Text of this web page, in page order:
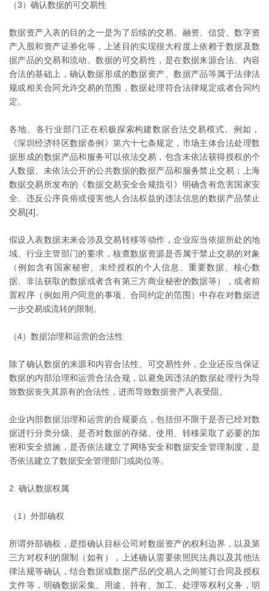
（3）确认数据的可交易性
数据资产入表的目的之一是为了后续的交易、融资、信贷、数字资
产入股和资产证券化等，上述目的实现很大程度上依赖于数据及数
据产品的交易和流动。数据的可交易性，是在数据来源合法、内容
合法的基础上，确认数据形成的数据资产、数据产品等属于法律法
规或相关合同允许交易的范围，数据处理符合法律规定或者合同约
定。
各地、各行业部门正在积极探索构建数据合法交易模式。例如，
《深圳经济特区数据条例》第六十七条规定，市场主体合法处理数
据形成的数据产品和服务可以依法交易，包含未依法获得授权的个
人数据、未依法公开的公共数据的数据产品和服务禁止交易；上海
数据交易所发布的《数据交易安全合规指引》明确含有危害国家安
全、违反公序良俗或侵害他人合法权益的违法信息的数据产品禁止
交易[4]。
假设入表数据未来会涉及交易转移等动作，企业应当依据所处的地
域、行业主管部门的要求，核查数据资源是否属于禁止交易的对象
（例如含有国家秘密、未经授权的个人信息、重要数据、核心数
据、非法获取的数据或者含有第三方商业秘密的数据等），或者前
置程序（例如用户同意的事项、合同约定的范围）中存在对数据进
一步交易或流转的限制。
（4）数据治理和运营的合法性
除了确认数据的来源和内容合法性、可交易性外，企业还应当保证
数据的内部治理和运营合法合规，以避免因违法的数据处理行为导
致数据丧失其原有的合法性，进而导致数据资产入表受阻。
企业内部数据治理和运营的合规要点，包括但不限于是否已经对数
据进行分类分级、是否对数据的存储、使用、转移采取了必要的加
密和安全措施，是否依法建立了网络安全和数据安全管理制度，是
否依法建立了数据安全管理部门或岗位等。
2. 确认数据权属
（1）外部确权
所谓外部确权，是指确认目标公司对数据资产的权利边界，以及第
三方对权利的限制（如有），上述确认需要依照民法典以及其他法
律法规等确认，结合数据或数据产品的交易人之间签订合同及授权
文件等，明确数据采集、用途、持有、加工、处理等权利义务，明